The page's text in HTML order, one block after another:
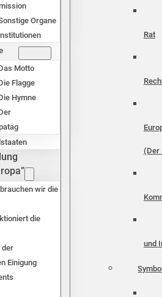
Organe
Motto
Flagge
Hymne
wir die
die
der
Einigung
Rat
(Der
und